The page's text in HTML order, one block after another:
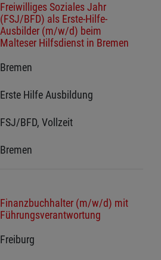
Freiwilliges Soziales Jahr
(FSJ/BFD) als Erste-Hilfe-
Ausbilder (m/w/d) beim
Malteser Hilfsdienst in Bremen
Bremen
Erste Hilfe Ausbildung
FSJ/BFD, Vollzeit
Bremen
Finanzbuchhalter (m/w/d) mit
Führungsverantwortung
Freiburg